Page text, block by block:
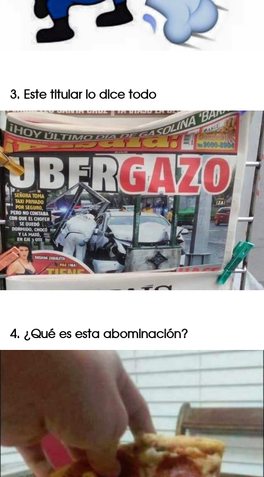
3. Este titular lo dice todo
4. ¿Qué es esta abominación?